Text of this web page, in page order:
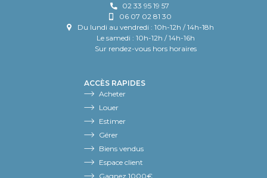
02 33 95 19 57
06 07 02 81 30
Du lundi au vendredi : 10h-12h / 14h-18h
Le samedi : 10h-12h / 14h-16h
Sur rendez-vous hors horaires
ACCÈS RAPIDES
Acheter
Louer
Estimer
Gérer
Biens vendus
Espace client
Gagnez 1000€